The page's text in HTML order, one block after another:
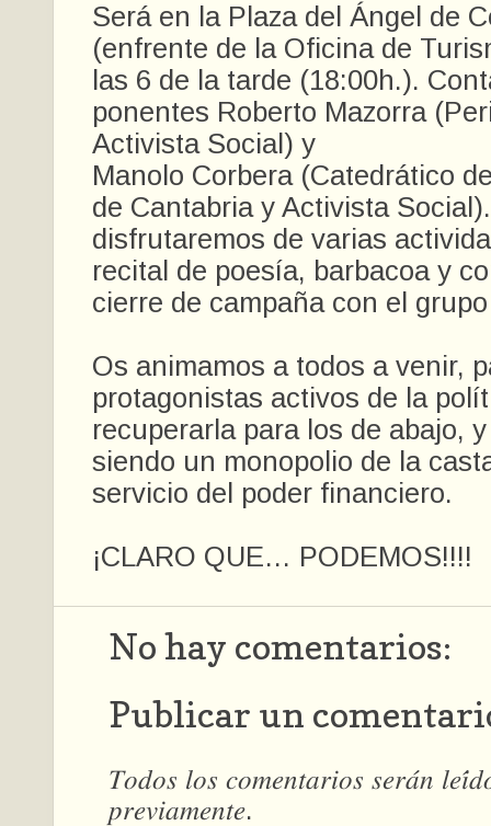
Será en la Plaza del Ángel de
(enfrente de la Oficina de
las 6 de la tarde (18:00h.).
ponentes Roberto Mazorra
Activista Social) y
Manolo Corbera (Catedrático
de Cantabria y Activista
disfrutaremos de varias
recital de poesía, barbacoa y
cierre de campaña con el
Os animamos a todos a venir,
protagonistas activos de la
recuperarla para los de abajo,
siendo un monopolio de la
servicio del poder financiero.
¡CLARO QUE… PODEMOS!!!!
No hay comentarios:
Publicar un
𝑇𝑜𝑑𝑜𝑠 𝑙𝑜𝑠 𝑐𝑜𝑚𝑒𝑛𝑡𝑎𝑟𝑖𝑜𝑠 𝑠𝑒𝑟𝑎́𝑛
𝑝𝑟𝑒𝑣𝑖𝑎𝑚𝑒𝑛𝑡𝑒.